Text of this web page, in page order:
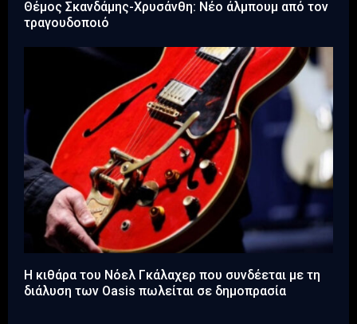
Θέμος Σκανδάμης-Χρυσάνθη: Νέο άλμπουμ από τον
τραγουδοποιό
Η κιθάρα του Νόελ Γκάλαχερ που συνδέεται με τη
διάλυση των Oasis πωλείται σε δημοπρασία